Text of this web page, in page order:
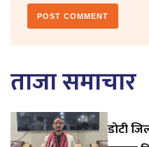
ताजा समाचार
डाेटी